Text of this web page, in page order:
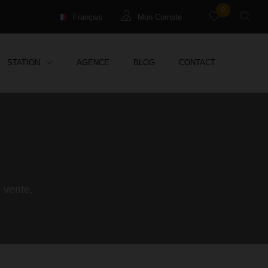
Français Mon Compte
0
STATION AGENCE BLOG CONTACT